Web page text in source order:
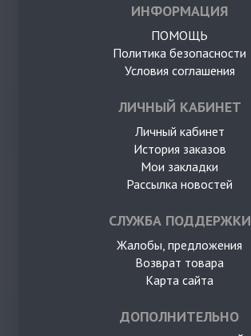
ИНФОРМАЦИЯ
ПОМОЩЬ
Политика безопасности
Условия соглашения
ЛИЧНЫЙ КАБИНЕТ
Личный кабинет
История заказов
Мои закладки
Рассылка новостей
СЛУЖБА ПОДДЕРЖКИ
Жалобы, предложения
Возврат товара
Карта сайта
ДОПОЛНИТЕЛЬНО